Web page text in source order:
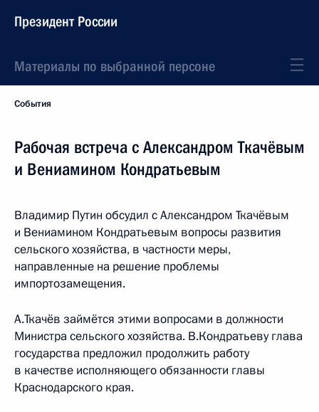
Президент России
Материалы по выбранной персоне
События
Рабочая встреча с Александром Ткачёвым
и Вениамином Кондратьевым
Владимир Путин обсудил с Александром Ткачёвым
и Вениамином Кондратьевым вопросы развития
сельского хозяйства, в частности меры,
направленные на решение проблемы
импортозамещения.
А.Ткачёв займётся этими вопросами в должности
Министра сельского хозяйства. В.Кондратьеву глава
государства предложил продолжить работу
в качестве исполняющего обязанности главы
Краснодарского края.